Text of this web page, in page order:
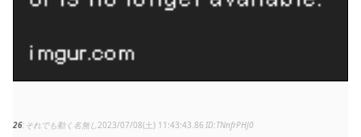
26 それでも動く名無し2023/07/08(土) 11:43:43.86 TNnfrPHJ0